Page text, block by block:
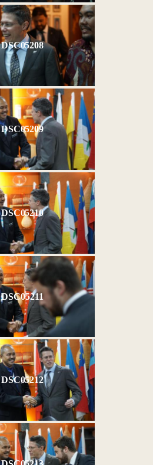
DSC05208
DSC05209
DSC05210
DSC05211
DSC05212